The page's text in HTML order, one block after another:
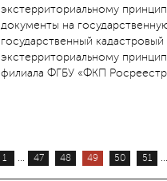
экстерриториальному
документы на
государственный
экстерриториальному
филиала ФГБУ «ФКП
1 ... 47 48 49 50 51 ...